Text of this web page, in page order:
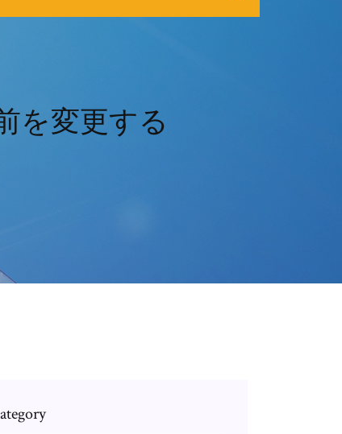
を変更する